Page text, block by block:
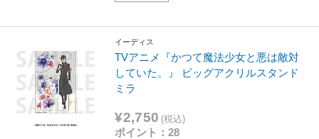
イーディス
TVアニメ『かつて魔法少女と悪は敵対
していた。』 ビッグアクリルスタンド
ミラ
¥2,750 (税込)
ポイント：28